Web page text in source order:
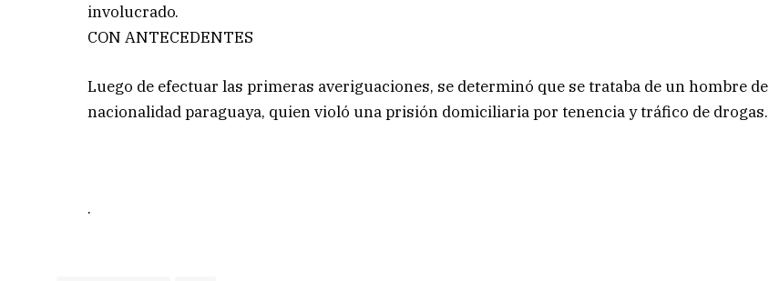
involucrado.
CON ANTECEDENTES
Luego de efectuar las primeras averiguaciones, se determinó que se trataba de un hombre de
nacionalidad paraguaya, quien violó una prisión domiciliaria por tenencia y tráfico de drogas.
.